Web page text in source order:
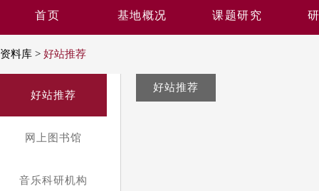
首页 基地概况 课题研究
资料库 > 好站推荐
好站推荐
网上图书馆
音乐科研机构
基金资助
好站推荐